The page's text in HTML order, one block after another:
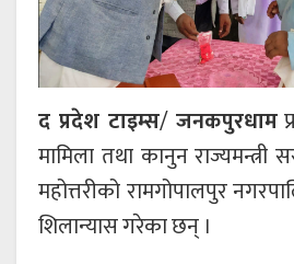
द प्रदेश टाइम्स/ जनकपुरधाम
मामिला तथा कानुन
महोत्तरीको रामगोपालपुर
शिलान्यास गरेका छन् ।